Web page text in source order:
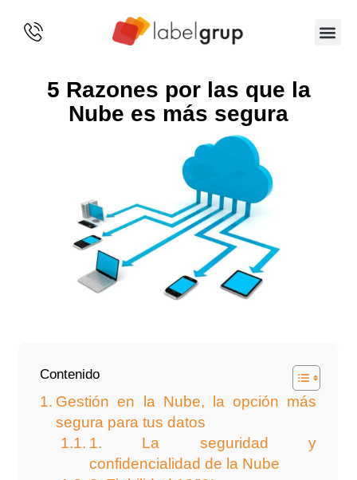
5 Razones por las que la
Nube es más segura
Contenido
Gestión en la Nube, la opción más
segura para tus datos
1. La seguridad y
confidencialidad de la Nube